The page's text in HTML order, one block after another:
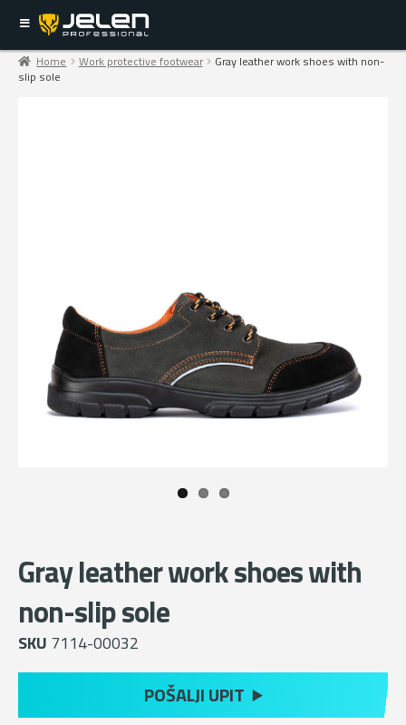
Home Work protective footwear
Gray leather work shoes with non-
slip sole
Gray leather work shoes with
non-slip sole
SKU 7114-00032
POŠALJI UPIT